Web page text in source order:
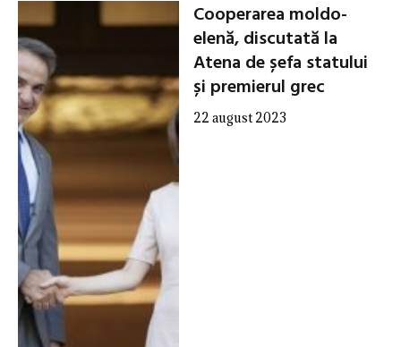
Cooperarea moldo-
elenă, discutată la
Atena de șefa statului
și premierul grec
22 august 2023